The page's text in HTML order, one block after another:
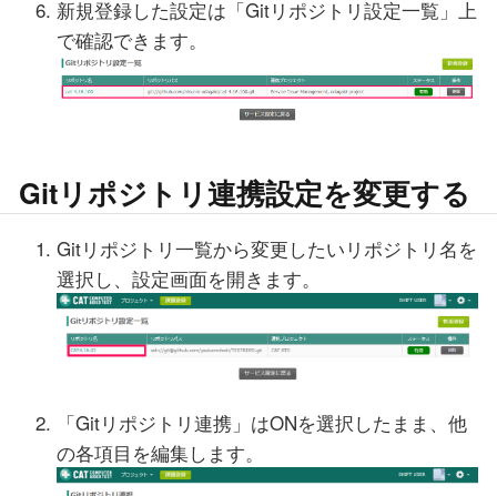
新規登録した設定は「Gitリポジトリ設定一覧」上
で確認できます。
Gitリポジトリ連携設定を変更する
Gitリポジトリ一覧から変更したいリポジトリ名を
選択し、設定画面を開きます。
「Gitリポジトリ連携」はONを選択したまま、他
の各項目を編集します。